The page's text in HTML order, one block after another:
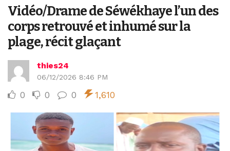
Vidéo/Drame de Séwékhaye l’un des
corps retrouvé et inhumé sur la
plage, récit glaçant
thies24
06/12/2026 8:46 PM
0 0 0 1,610